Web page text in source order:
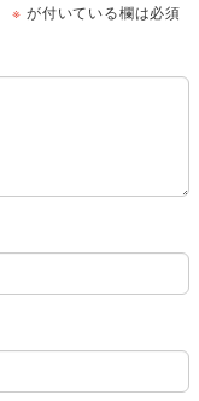
※ が付いている欄は必須